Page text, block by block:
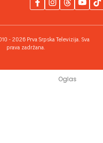
- 2026 Prva Srpska Televizija. Sva
prava zadržana.